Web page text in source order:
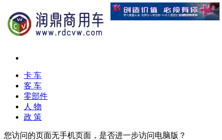
卡 车
客 车
零部件
人 物
政 策
您访问的页面无手机页面，是否进一步访问电脑版？